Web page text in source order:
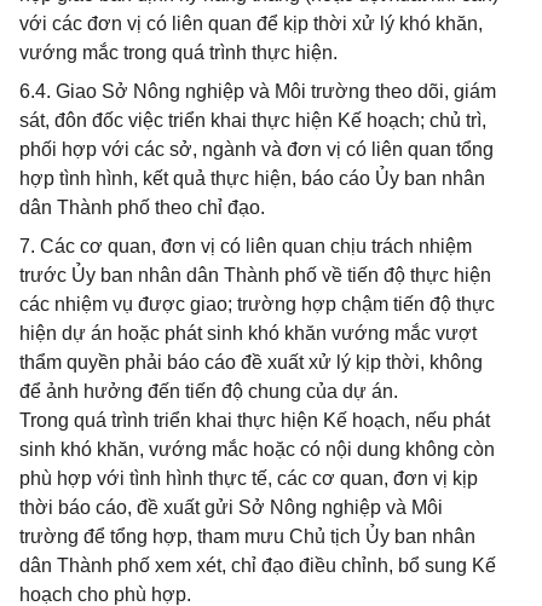
với các đơn vị có liên quan để kịp thời xử lý khó khăn,
vướng mắc trong quá trình thực hiện.
6.4. Giao Sở Nông nghiệp và Môi trường theo dõi, giám
sát, đôn đốc việc triển khai thực hiện Kế hoạch; chủ trì,
phối hợp với các sở, ngành và đơn vị có liên quan tổng
hợp tình hình, kết quả thực hiện, báo cáo Ủy ban nhân
dân Thành phố theo chỉ đạo.
7. Các cơ quan, đơn vị có liên quan chịu trách nhiệm
trước Ủy ban nhân dân Thành phố về tiến độ thực hiện
các nhiệm vụ được giao; trường hợp chậm tiến độ thực
hiện dự án hoặc phát sinh khó khăn vướng mắc vượt
thẩm quyền phải báo cáo đề xuất xử lý kịp thời, không
để ảnh hưởng đến tiến độ chung của dự án.
Trong quá trình triển khai thực hiện Kế hoạch, nếu phát
sinh khó khăn, vướng mắc hoặc có nội dung không còn
phù hợp với tình hình thực tế, các cơ quan, đơn vị kịp
thời báo cáo, đề xuất gửi Sở Nông nghiệp và Môi
trường để tổng hợp, tham mưu Chủ tịch Ủy ban nhân
dân Thành phố xem xét, chỉ đạo điều chỉnh, bổ sung Kế
hoạch cho phù hợp.